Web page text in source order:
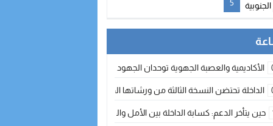
5
الأكاديمية والعصبة الجهوية توحدان الجهود لتطوير الممارسة الكروية بجهة
الداخلة تحتضن النسخة الثالثة من ورشاتها الدولية: تكوين متخصص في التراث
حين يتأخر الدعم: كسابة الداخلة بين الأمل والقلق ؟